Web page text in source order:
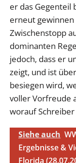
er das Gegenteil
erneut
Zwischenstopp
dominanten
jedoch, dass er
zeigt, und ist
besiegen wird,
voller Vorfreude
worauf
Siehe auch
Ergebnisse &
Florida